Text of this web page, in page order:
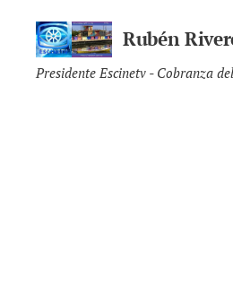
Rubén
Presidente Escinetv - Cobranza